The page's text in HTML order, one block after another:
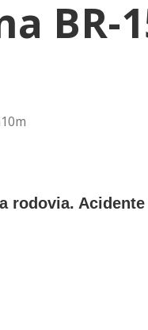
BR-
rodovia.